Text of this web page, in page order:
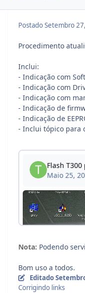
PostadoSetembro
Procedimento
Inclui:
- Indicação com
- Indicação com
- Indicação com
- Indicação de
- Indicação de
- Inclui tópico para
Nota: Podendo
Bom uso a todos.
Editado
Corrigindo links